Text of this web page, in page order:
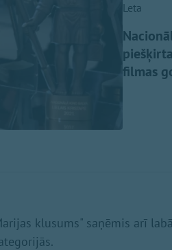
Leta
filmas
klusums" saņēmis arī